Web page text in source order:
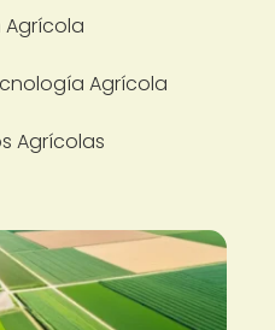
Agrícola
Agrícola
Agrícolas